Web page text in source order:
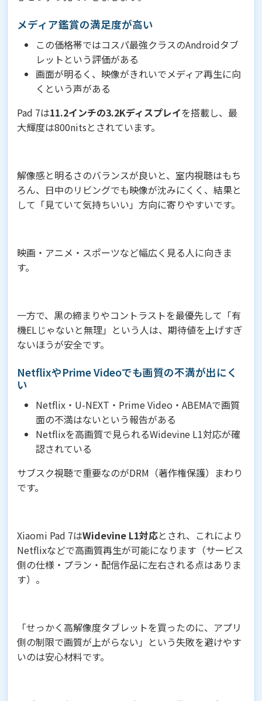
メディア鑑賞の満足度が高い
この価格帯ではコスパ最強クラスのAndroidタブ
レットという評価がある
画面が明るく、映像がきれいでメディア再生に向
くという声がある
Pad 7は11.2インチの3.2Kディスプレイを搭載し、最
大輝度は800nitsとされています。
解像感と明るさのバランスが良いと、室内視聴はもち
ろん、日中のリビングでも映像が沈みにくく、結果と
して「見ていて気持ちいい」方向に寄りやすいです。
映画・アニメ・スポーツなど幅広く見る人に向きま
す。
一方で、黒の締まりやコントラストを最優先して「有
機ELじゃないと無理」という人は、期待値を上げすぎ
ないほうが安全です。
NetflixやPrime Videoでも画質の不満が出にく
い
Netflix・U-NEXT・Prime Video・ABEMAで画質
面の不満はないという報告がある
Netflixを高画質で見られるWidevine L1対応が確
認されている
サブスク視聴で重要なのがDRM（著作権保護）まわり
です。
Xiaomi Pad 7はWidevine L1対応とされ、これにより
Netflixなどで高画質再生が可能になります（サービス
側の仕様・プラン・配信作品に左右される点はありま
す）。
「せっかく高解像度タブレットを買ったのに、アプリ
側の制限で画質が上がらない」という失敗を避けやす
いのは安心材料です。